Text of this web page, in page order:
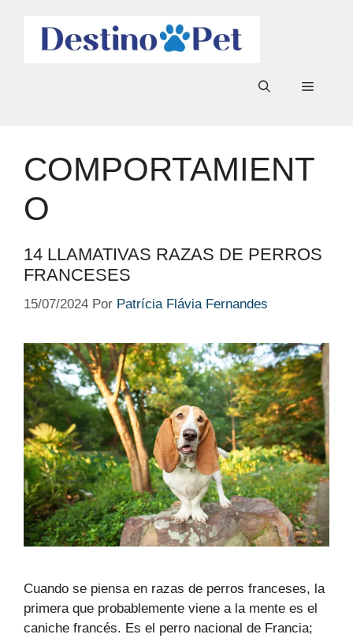
Menu
COMPORTAMIENT
O
14 LLAMATIVAS RAZAS DE PERROS
FRANCESES
15/07/2024 Por Patrícia Flávia Fernandes
Cuando se piensa en razas de perros franceses, la
primera que probablemente viene a la mente es el
caniche francés. Es el perro nacional de Francia;